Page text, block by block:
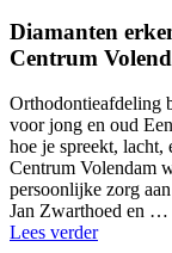
Diamanten
Centrum
Orthodontieafdeling
voor jong en oud
hoe je spreekt,
Centrum Volendam
persoonlijke zorg
Jan Zwarthoed en …
Lees verder